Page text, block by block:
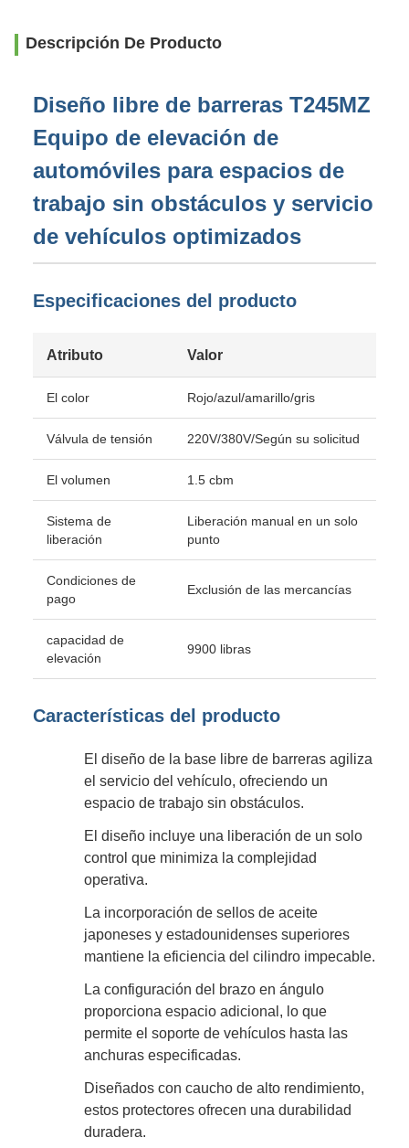
Descripción De Producto
Diseño libre de barreras T245MZ
Equipo de elevación de
automóviles para espacios de
trabajo sin obstáculos y servicio
de vehículos optimizados
Especificaciones del producto
Atributo Valor
El color Rojo/azul/amarillo/gris
Válvula de tensión 220V/380V/Según su solicitud
El volumen 1.5 cbm
Sistema de
liberación
Liberación manual en un solo
punto
Condiciones de
pago
Exclusión de las mercancías
capacidad de
elevación
9900 libras
Características del producto
El diseño de la base libre de barreras agiliza
el servicio del vehículo, ofreciendo un
espacio de trabajo sin obstáculos.
El diseño incluye una liberación de un solo
control que minimiza la complejidad
operativa.
La incorporación de sellos de aceite
japoneses y estadounidenses superiores
mantiene la eficiencia del cilindro impecable.
La configuración del brazo en ángulo
proporciona espacio adicional, lo que
permite el soporte de vehículos hasta las
anchuras especificadas.
Diseñados con caucho de alto rendimiento,
estos protectores ofrecen una durabilidad
duradera.